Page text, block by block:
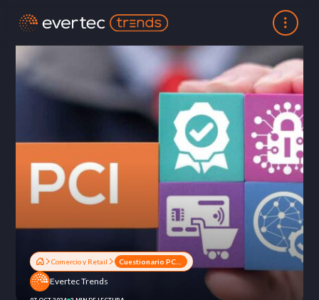
Comercio y Retail
Evertec Trends